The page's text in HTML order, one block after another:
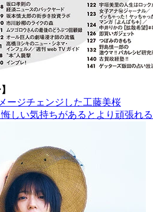
ージチェンジした工藤美桜
しい気持ちがあるとより頑張れ